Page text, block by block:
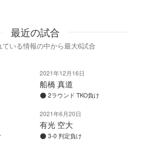
最近の試合
ている情報の中から最大6試合
2021年12月16日
船橋 真道
2ラウンド TKO負け
2021年6月20日
有光 空大
3-0 判定負け